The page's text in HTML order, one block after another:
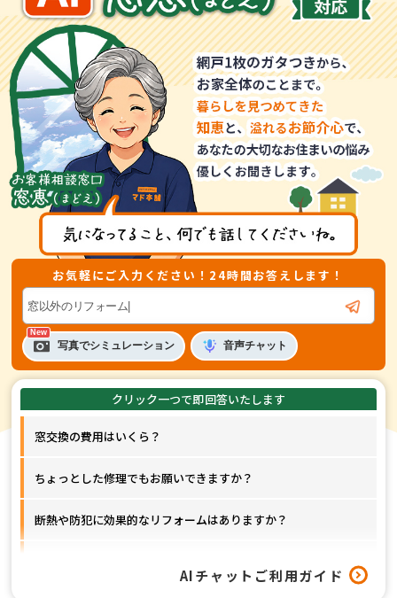
お気軽にご入力ください！24時間お答えします！
写真でシミュレーション 音声チャット
窓交換の費用はいくら？
ちょっとした修理でもお願いできますか？
断熱や防犯に効果的なリフォームはありますか？
AIチャットご利用ガイド